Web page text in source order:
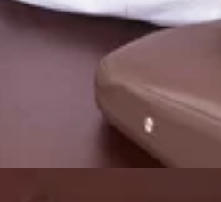
:10:00～20:00土日祝日
終わりですね。今年も半分
。下記は8月1日の空き状況に
。o○☆○o。マッサージのよう
会にリラクの肩甲骨ストレッ
池上店平日:10:00～20:00土
ぐ終わりですね。今月の疲れ
可能です。是非お問い合わ
りをサポート致します!”予防”
手を温めて心よりお待ちし
1F【アクセス】東急池上線「